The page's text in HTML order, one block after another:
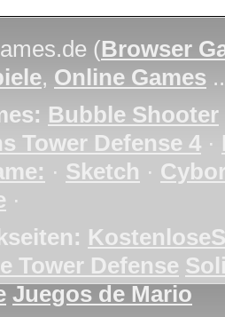
(Browser
, Online Games
Bubble Shooter
Tower Defense 4 ·
· Sketch ·
·
Tower Defense
Juegos de Mario